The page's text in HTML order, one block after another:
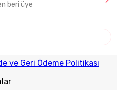
beri üye
ve Geri Ödeme Politikası